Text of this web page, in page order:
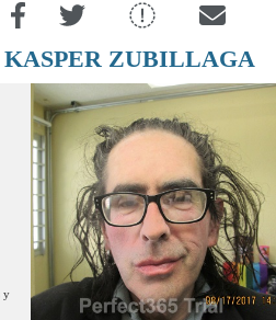
KASPER ZUBILLAGA
y